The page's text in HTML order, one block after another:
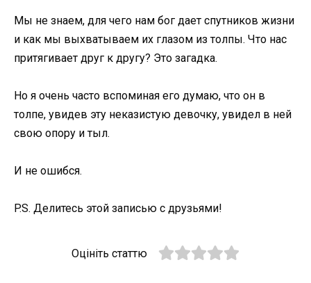
Мы не знаем, для чего нам бог дает спутников жизни
и как мы выхватываем их глазом из толпы. Что нас
притягивает друг к другу? Это загадка.
Но я очень часто вспоминая его думаю, что он в
толпе, увидев эту неказистую девочку, увидел в ней
свою опору и тыл.
И не ошибся.
P.S. Делитесь этой записью с друзьями!
Оцініть статтю